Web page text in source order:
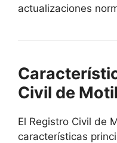
actualizaciones
Civil de
El Registro Civil de
características